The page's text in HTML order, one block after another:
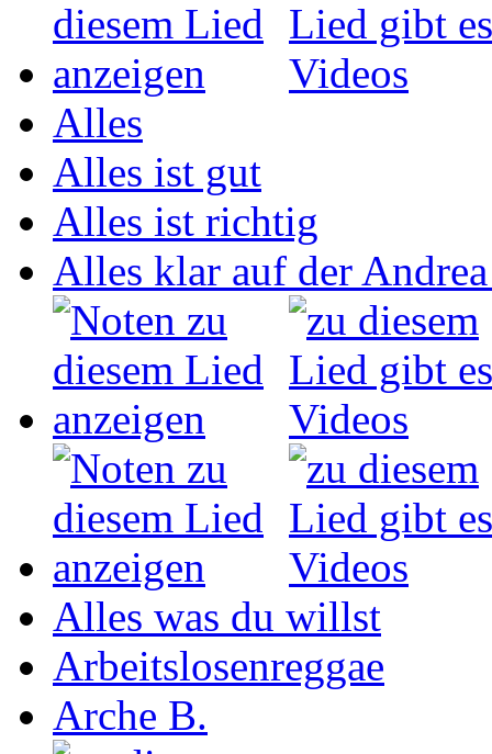
Alles
Alles ist gut
Alles ist richtig
Alles klar auf der
Alles was du willst
Arbeitslosenreggae
Arche B.